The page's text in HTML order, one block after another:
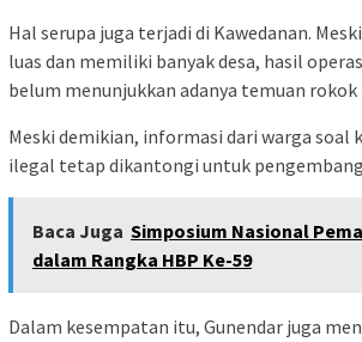
Hal serupa juga terjadi di Kawedanan.
luas dan memiliki banyak desa, hasil
belum menunjukkan adanya temuan rokok
Meski demikian, informasi dari warga soal
ilegal tetap dikantongi untuk
Baca Juga Simposium Nasional
dalam Rangka HBP Ke-59
Dalam kesempatan itu, Gunendar juga